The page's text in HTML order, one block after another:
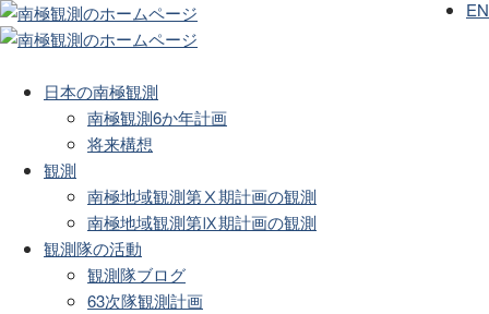
日本の南極観測
南極観測6か年計画
将来構想
観測
南極地域観測第Ⅹ期計画の観測
南極地域観測第Ⅸ期計画の観測
観測隊の活動
観測隊ブログ
63次隊観測計画
EN